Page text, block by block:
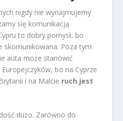
nigdy nie wynajmujemy
się komunikacją
to dobry pomysł, bo
skomunikowana. Poza tym
auta może stanowić
bo na Cyprze
i na Malcie ruch jest
dużo. Zarówno do